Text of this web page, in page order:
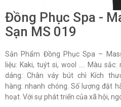
Đồng Phục Spa -
Sạn MS 019
Sản Phẩm Đồng Phục Spa –
liệu: Kaki, tuýt si, wool …. Màu
dáng: Chân váy bút chì Kích
hàng: nhanh chóng. Số lượng đặt
hoạt. Với sự phát triển của xã hội,